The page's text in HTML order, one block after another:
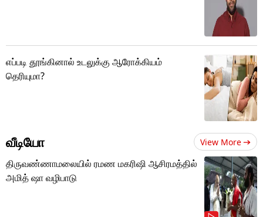
எப்படி தூங்கினால் உடலுக்கு ஆரோக்கியம்
தெரியுமா?
வீடியோ View More
திருவண்ணாமலையில் ரமண மகரிஷி ஆசிரமத்தில்
அமித் ஷா வழிபாடு